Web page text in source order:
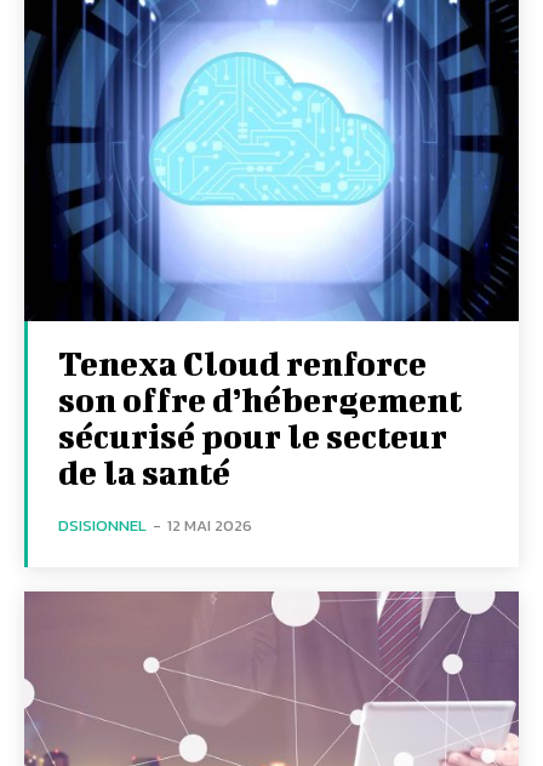
Tenexa Cloud renforce
son offre d’hébergement
sécurisé pour le secteur
de la santé
DSISIONNEL - 12 MAI 2026